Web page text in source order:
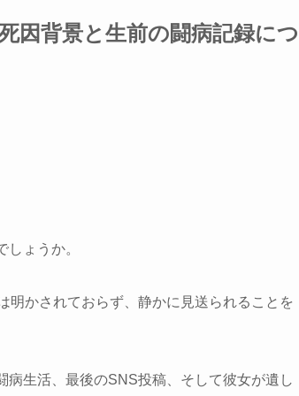
因背景と生前の闘病記録につ
ょうか。
明かされておらず、静かに見送られることを
生活、最後のSNS投稿、そして彼女が遺し